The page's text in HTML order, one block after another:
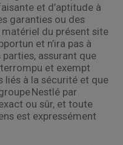
et d’aptitude à
garanties ou des
du présent site
et n’ira pas à
assurant que
et exempt
liés à la sécurité et que
Nestlé par
ou sûr, et toute
est expressément